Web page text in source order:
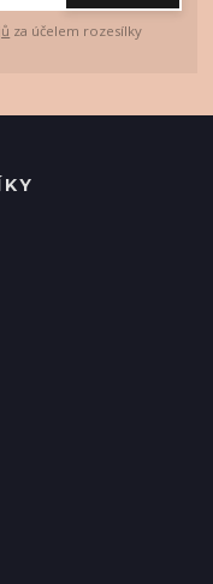
za účelem rozesílky